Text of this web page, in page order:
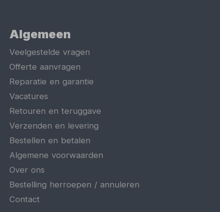
Algemeen
Veelgestelde vragen
Offerte aanvragen
Reparatie en garantie
Vacatures
Retouren en teruggave
Verzenden en levering
Bestellen en betalen
Algemene voorwaarden
Over ons
Bestelling herroepen / annuleren
Contact